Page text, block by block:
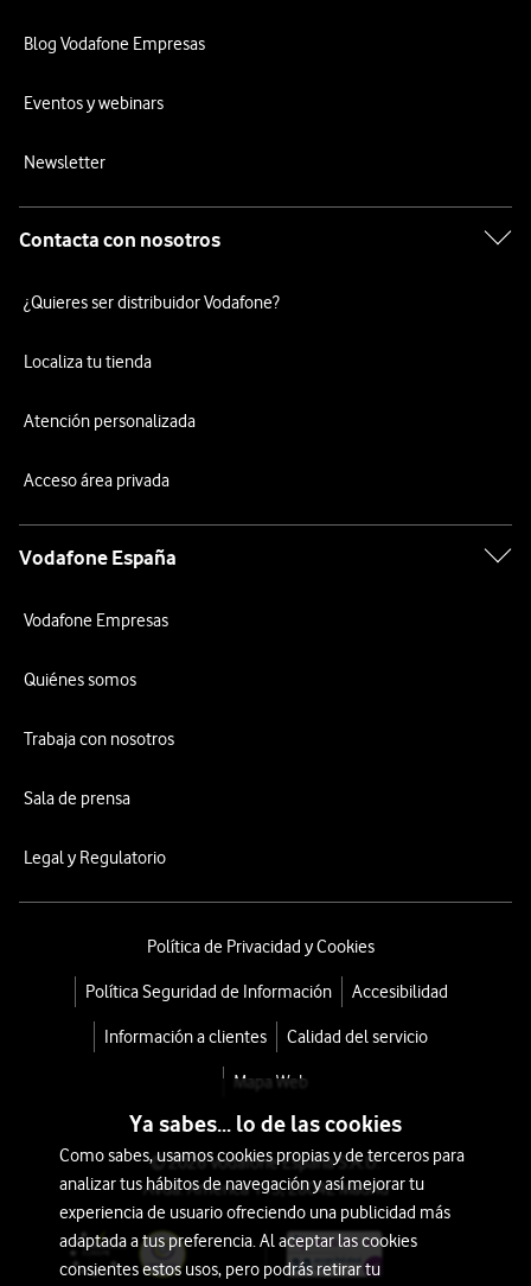
Blog Vodafone Empresas
Eventos y webinars
Newsletter
Contacta con nosotros
¿Quieres ser distribuidor Vodafone?
Localiza tu tienda
Atención personalizada
Acceso área privada
Vodafone España
Vodafone Empresas
Quiénes somos
Trabaja con nosotros
Sala de prensa
Legal y Regulatorio
Política de Privacidad y Cookies
Política Seguridad de Información Accesibilidad
Información a clientes Calidad del servicio
Mapa Web
© 2026 Vodafone España S.A.U.
Avda. América 115, 28042 Madrid
Ya sabes... lo de las cookies
Como sabes, usamos cookies propias y de terceros para
analizar tus hábitos de navegación y así mejorar tu
experiencia de usuario ofreciendo una publicidad más
adaptada a tus preferencia. Al aceptar las cookies
consientes estos usos, pero podrás retirar tu